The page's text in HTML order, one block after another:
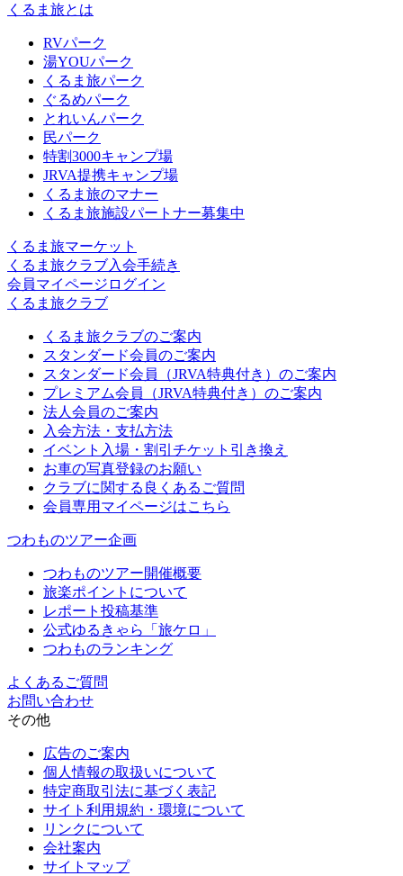
くるま旅とは
RVパーク
湯YOUパーク
くるま旅パーク
ぐるめパーク
とれいんパーク
民パーク
特割3000キャンプ場
JRVA提携キャンプ場
くるま旅のマナー
くるま旅施設パートナー募集中
くるま旅マーケット
くるま旅クラブ入会手続き
会員マイページログイン
くるま旅クラブ
くるま旅クラブのご案内
スタンダード会員のご案内
スタンダード会員（JRVA特典付き）のご案内
プレミアム会員（JRVA特典付き）のご案内
法人会員のご案内
入会方法・支払方法
イベント入場・割引チケット引き換え
お車の写真登録のお願い
クラブに関する良くあるご質問
会員専用マイページはこちら
つわものツアー企画
つわものツアー開催概要
旅楽ポイントについて
レポート投稿基準
公式ゆるきゃら「旅ケロ」
つわものランキング
よくあるご質問
お問い合わせ
その他
広告のご案内
個人情報の取扱いについて
特定商取引法に基づく表記
サイト利用規約・環境について
リンクについて
会社案内
サイトマップ